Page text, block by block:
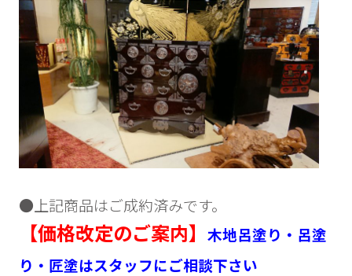
●上記商品はご成約済みです。
【価格改定のご案内】 木地呂塗り・呂塗
り・匠塗はスタッフにご相談下さい